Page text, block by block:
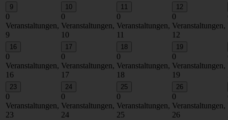
9
0
Veranstaltungen,
9
10
0
Veranstaltungen,
10
11
0
Veranstaltungen,
11
12
0
Veranstaltungen,
12
16
0
Veranstaltungen,
16
17
0
Veranstaltungen,
17
18
0
Veranstaltungen,
18
19
0
Veranstaltungen,
19
23
0
Veranstaltungen,
23
24
0
Veranstaltungen,
24
25
0
Veranstaltungen,
25
26
0
Veranstaltungen,
26